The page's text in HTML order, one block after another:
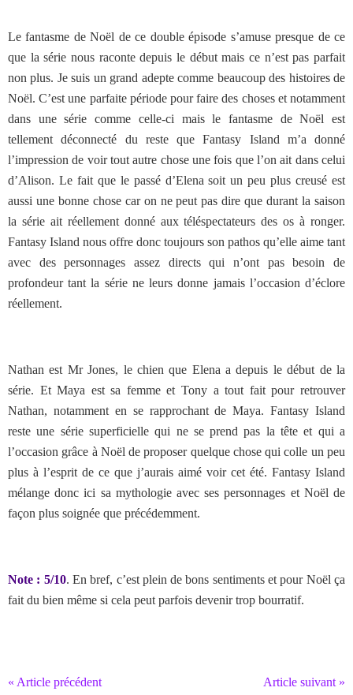
Le fantasme de Noël de ce double épisode s’amuse presque de ce
que la série nous raconte depuis le début mais ce n’est pas parfait
non plus. Je suis un grand adepte comme beaucoup des histoires de
Noël. C’est une parfaite période pour faire des choses et notamment
dans une série comme celle-ci mais le fantasme de Noël est
tellement déconnecté du reste que Fantasy Island m’a donné
l’impression de voir tout autre chose une fois que l’on ait dans celui
d’Alison. Le fait que le passé d’Elena soit un peu plus creusé est
aussi une bonne chose car on ne peut pas dire que durant la saison
la série ait réellement donné aux téléspectateurs des os à ronger.
Fantasy Island nous offre donc toujours son pathos qu’elle aime tant
avec des personnages assez directs qui n’ont pas besoin de
profondeur tant la série ne leurs donne jamais l’occasion d’éclore
réellement.
Nathan est Mr Jones, le chien que Elena a depuis le début de la
série. Et Maya est sa femme et Tony a tout fait pour retrouver
Nathan, notamment en se rapprochant de Maya. Fantasy Island
reste une série superficielle qui ne se prend pas la tête et qui a
l’occasion grâce à Noël de proposer quelque chose qui colle un peu
plus à l’esprit de ce que j’aurais aimé voir cet été. Fantasy Island
mélange donc ici sa mythologie avec ses personnages et Noël de
façon plus soignée que précédemment.
Note : 5/10. En bref, c’est plein de bons sentiments et pour Noël ça
fait du bien même si cela peut parfois devenir trop bourratif.
« Article précédent
Article suivant »